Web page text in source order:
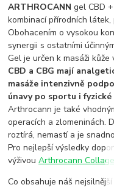
ARTHROCANNgel CBD
kombinací přírodních
Obohacením o vysokou
synergii s ostatními
Gel je určen k masáži
CBD a CBG mají
masáže intenzivně
únavy po sportu i fyzické
Arthrocann je také
operacích a zlomeninách.
roztírá, nemastí a je
Pro nejlepší výsledky
výživouArthrocann
Co obsahuje náš